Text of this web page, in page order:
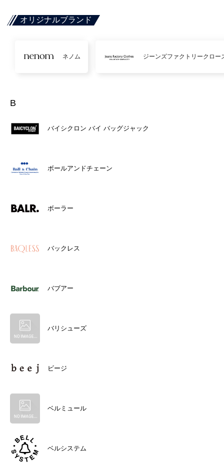
オリジナルブランド
ネノム ジーンズファクトリークロー
B
バイシクロン バイ バッグジャック
ボールアンドチェーン
ボーラー
バックレス
バブアー
バリシューズ
ビージ
ベルミュール
ベルシステム